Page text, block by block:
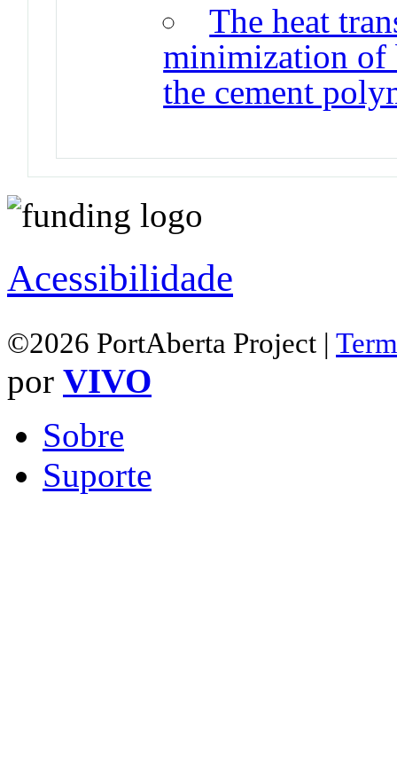
The heat
minimization of
the cement
Acessibilidade
©2026 PortAberta Project |
por VIVO
Sobre
Suporte